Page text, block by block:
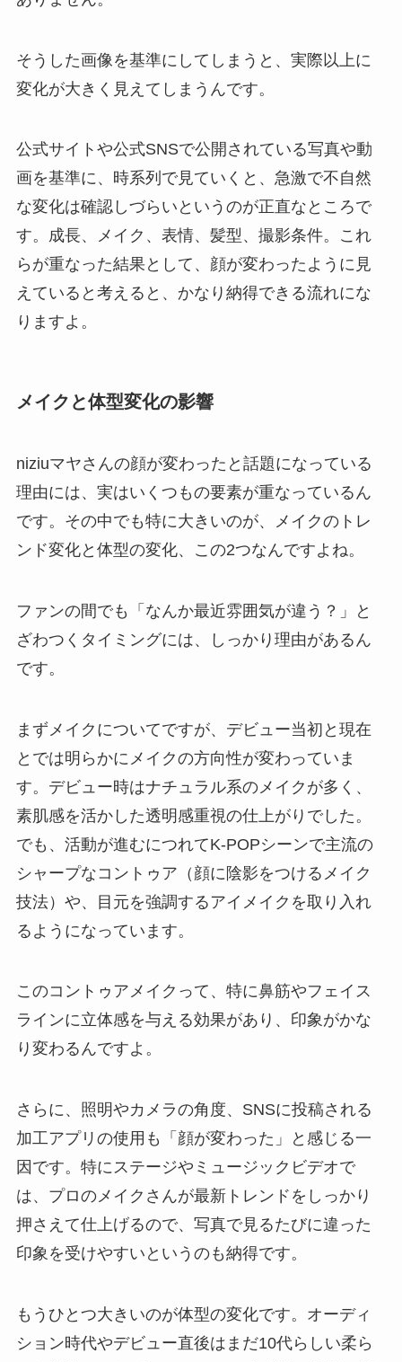
そうした画像を基準にしてしまうと、実際以上に
変化が大きく見えてしまうんです。
公式サイトや公式SNSで公開されている写真や動
画を基準に、時系列で見ていくと、急激で不自然
な変化は確認しづらいというのが正直なところで
す。成長、メイク、表情、髪型、撮影条件。これ
らが重なった結果として、顔が変わったように見
えていると考えると、かなり納得できる流れにな
りますよ。
メイクと体型変化の影響
niziuマヤさんの顔が変わったと話題になっている
理由には、実はいくつもの要素が重なっているん
です。その中でも特に大きいのが、メイクのトレ
ンド変化と体型の変化、この2つなんですよね。
ファンの間でも「なんか最近雰囲気が違う？」と
ざわつくタイミングには、しっかり理由があるん
です。
まずメイクについてですが、デビュー当初と現在
とでは明らかにメイクの方向性が変わっていま
す。デビュー時はナチュラル系のメイクが多く、
素肌感を活かした透明感重視の仕上がりでした。
でも、活動が進むにつれてK-POPシーンで主流の
シャープなコントゥア（顔に陰影をつけるメイク
技法）や、目元を強調するアイメイクを取り入れ
るようになっています。
このコントゥアメイクって、特に鼻筋やフェイス
ラインに立体感を与える効果があり、印象がかな
り変わるんですよ。
さらに、照明やカメラの角度、SNSに投稿される
加工アプリの使用も「顔が変わった」と感じる一
因です。特にステージやミュージックビデオで
は、プロのメイクさんが最新トレンドをしっかり
押さえて仕上げるので、写真で見るたびに違った
印象を受けやすいというのも納得です。
もうひとつ大きいのが体型の変化です。オーディ
ション時代やデビュー直後はまだ10代らしい柔ら